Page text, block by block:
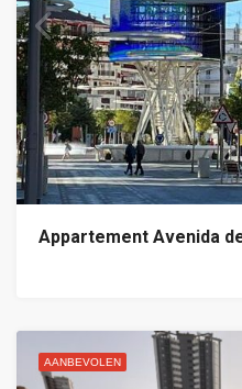
Appartement Avenida
AANBEVOLEN